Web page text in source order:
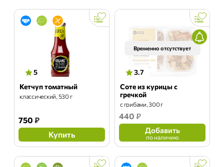
5
Кетчуп томатный
классический, 530 г
750 ₽
Купить
Временно отсутствует
3.7
Соте из курицы с
гречкой
с грибами, 300 г
440 ₽
Добавить
по наличию